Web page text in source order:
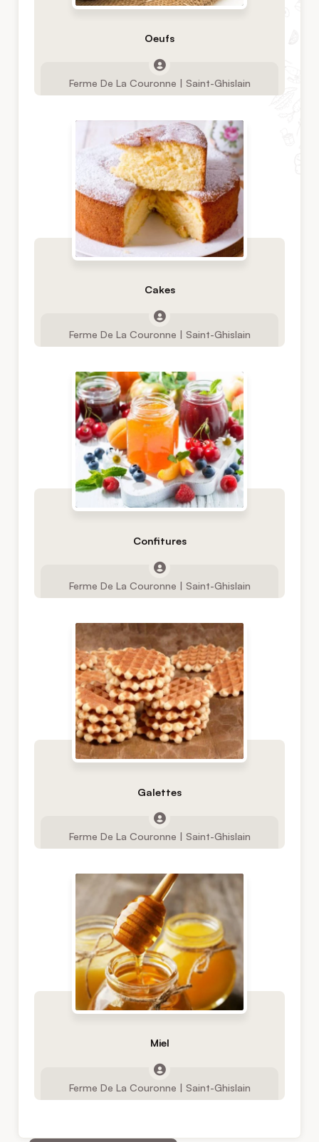
Oeufs
Ferme De La Couronne | Saint-Ghislain
Cakes
Ferme De La Couronne | Saint-Ghislain
Confitures
Ferme De La Couronne | Saint-Ghislain
Galettes
Ferme De La Couronne | Saint-Ghislain
Miel
Ferme De La Couronne | Saint-Ghislain